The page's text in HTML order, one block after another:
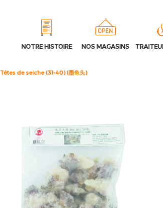
NOTRE HISTOIRE NOS MAGASINS
Têtes de seiche (31-40) (墨鱼头)